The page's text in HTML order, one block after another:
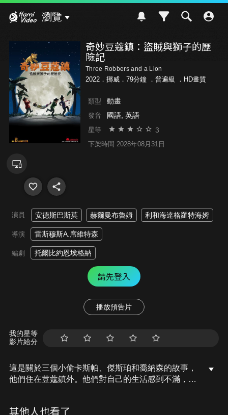
瀏覽
奇妙豆蔻鎮：盜賊與獅子的歷
險記
Three Robbers and a Lion
2022．挪威．79分鐘 ． 普遍級 ．HD畫質
類型 動畫
發音 國語, 英語
星等 3
下架時間 2028年08月31日
演員 安德斯巴斯莫 赫爾曼布魯姆 利和海達格羅特海姆
導演 雷斯穆斯A.席維特森
編劇 托爾比約恩埃格納
請先登入
播放預告片
我的星等
影片給分
這是關於三個小偷卡斯帕、傑斯珀和喬納森的故事，
他們住在荳蔻鎮外。他們對自己的生活感到不滿，想
為了當天的英雄。
其他人也看了